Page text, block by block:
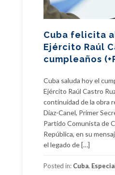
Cuba felicita
Ejército Raúl
cumpleaños
Cuba saluda hoy el
Ejército Raúl Castro
continuidad de la obra
Díaz-Canel, Primer
Partido Comunista de
República, en su
el legado de […]
Posted in: Cuba,